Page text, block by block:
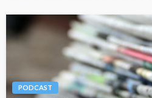
PODCAST